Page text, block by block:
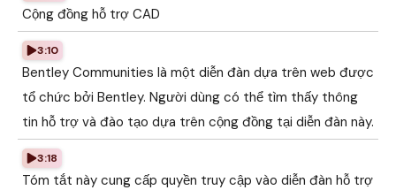
Cộng đồng hỗ trợ CAD
3:10
Bentley Communities là một diễn đàn dựa trên web được
tổ chức bởi Bentley. Người dùng có thể tìm thấy thông
tin hỗ trợ và đào tạo dựa trên cộng đồng tại diễn đàn này.
3:18
Tóm tắt này cung cấp quyền truy cập vào diễn đàn hỗ trợ